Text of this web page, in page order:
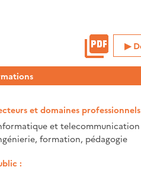
et domaines
et telecommunication
formation, pédagogie
: